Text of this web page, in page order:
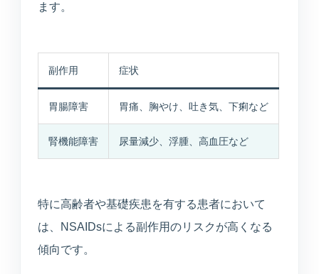
ます。
副作用 症状
胃腸障害 胃痛、胸やけ、吐き気、下痢など
腎機能障害 尿量減少、浮腫、高血圧など
特に高齢者や基礎疾患を有する患者において
は、NSAIDsによる副作用のリスクが高くなる
傾向です。